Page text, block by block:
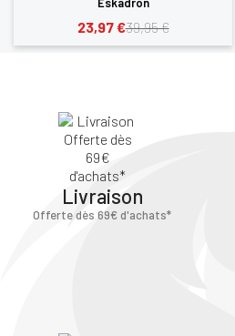
39,95 €
23,97 €
Livraison
Offerte dès 69€ d'achats*